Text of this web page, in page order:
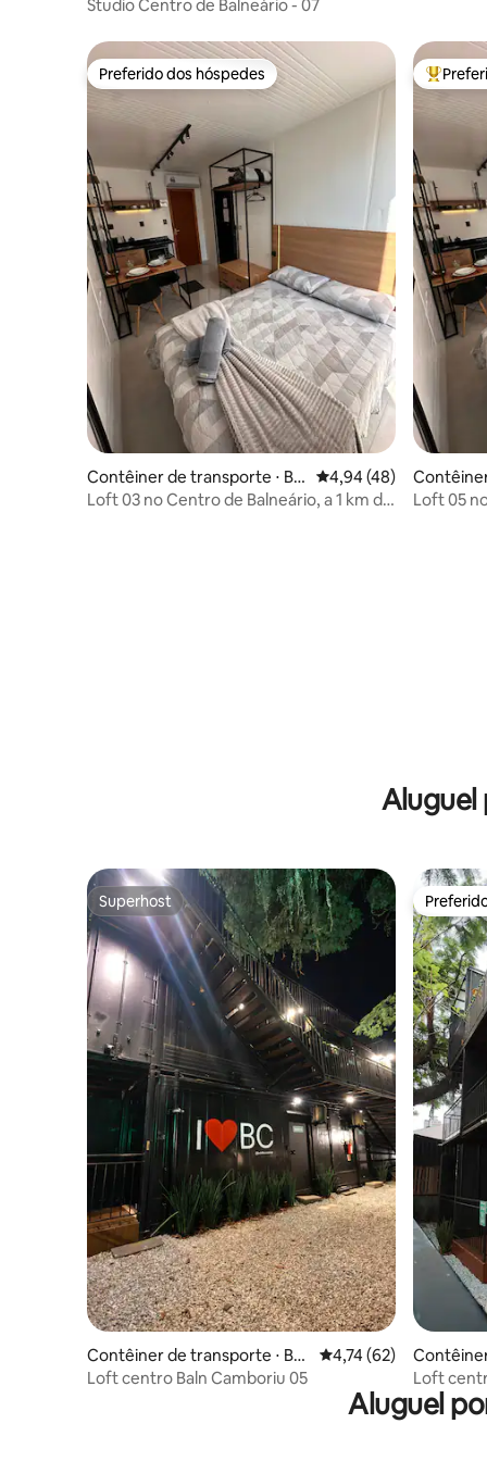
Studio Centro de Balneário - 07
Preferido dos hóspedes
Preferido dos hóspedes
Contêiner de transporte ⋅ Bal
neário Camboriú
4,94 de uma
4,94 (48)
Loft 03 no Centro de Balneário, a 1 km da
Entre
rio
Loft 05
Aluguel
Superhost
Superhost
Contêiner de transporte ⋅ Bal
neário Camboriú
4,74 de uma
4,74 (62)
Loft centro Baln Camboriu 05
neário
Loft
Aluguel